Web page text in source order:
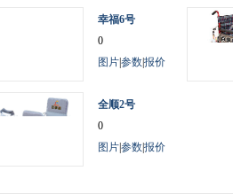
幸福6号
0
图片参数报价
全顺2号
0
图片参数报价